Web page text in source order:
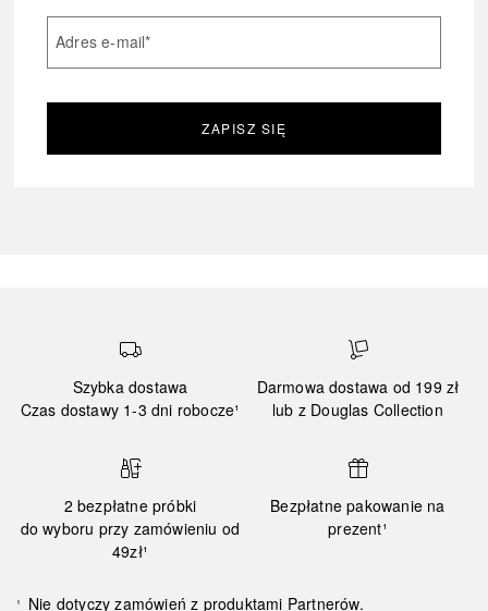
Adres e-mail*
ZAPISZ SIĘ
Szybka dostawa
Czas dostawy 1-3 dni robocze¹
Darmowa dostawa od 199 zł
lub z Douglas Collection
2 bezpłatne próbki
do wyboru przy zamówieniu od
49zł¹
Bezpłatne pakowanie na
prezent¹
¹ Nie dotyczy zamówień z produktami Partnerów.